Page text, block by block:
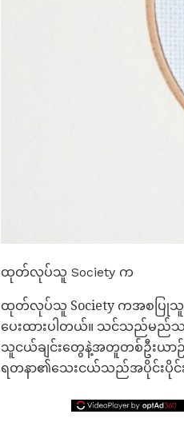
ထုတ်လုပ်သူ Society က
ထုတ်လုပ်သူ Society ကအစပြုသူ
ပေးထားပါတယ်။ သင်သည်မည်သည့်
သူငယ်ချင်းတွေနဲ့အတူတစ်ဦးယ
ရတနာ၏သေးငယ်သည်အပိုင်းပိုင်